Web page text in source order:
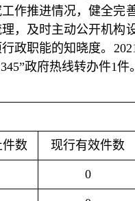
作推进情况，健全完
，及时主动公开机构
政职能的知晓度。
政府热线转办件1件。
数 现行有效件数
0